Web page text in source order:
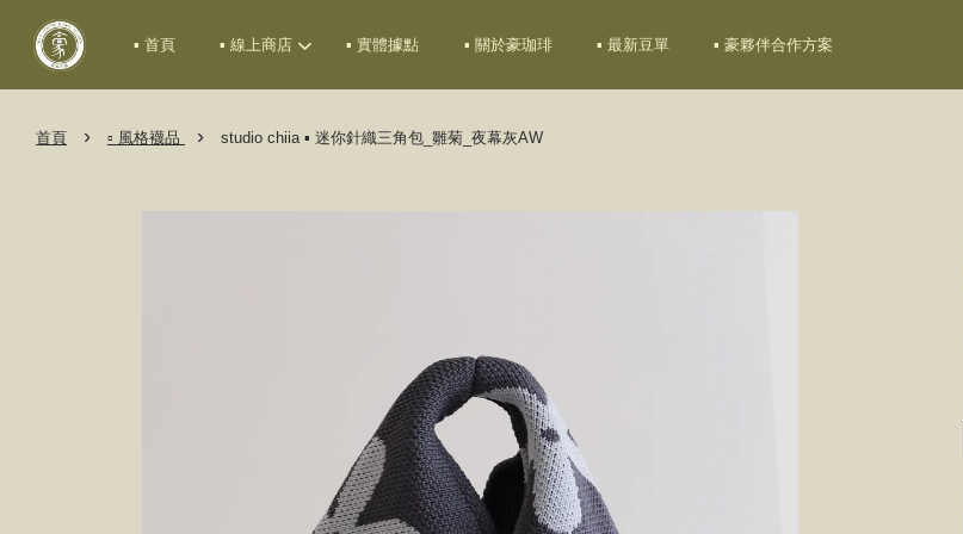
▪ 首頁 ▪ 線上商店 ▪ 實體據點 ▪ 關於豪珈琲 ▪ 最新豆單 ▪ 豪夥伴合作方案
首頁 › ▫ 風格襪品 › studio chiia ▪ 迷你針織三角包_雛菊_夜幕灰AW
您的購物車目前還是空的。